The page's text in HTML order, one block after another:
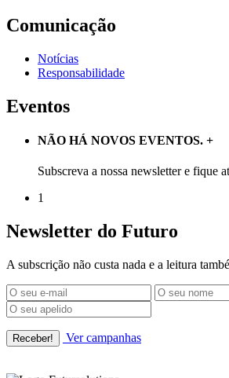
Comunicação
Notícias
Responsabilidade
Eventos
NÃO HÁ NOVOS EVENTOS. +
Subscreva a nossa newsletter e fique
1
Newsletter do Futuro
A subscrição não custa nada e a leitura
Ver campanhas